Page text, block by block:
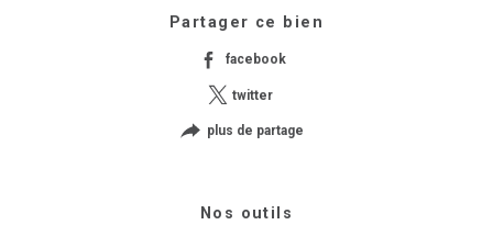
Partager ce bien
facebook
twitter
plus de partage
Nos outils